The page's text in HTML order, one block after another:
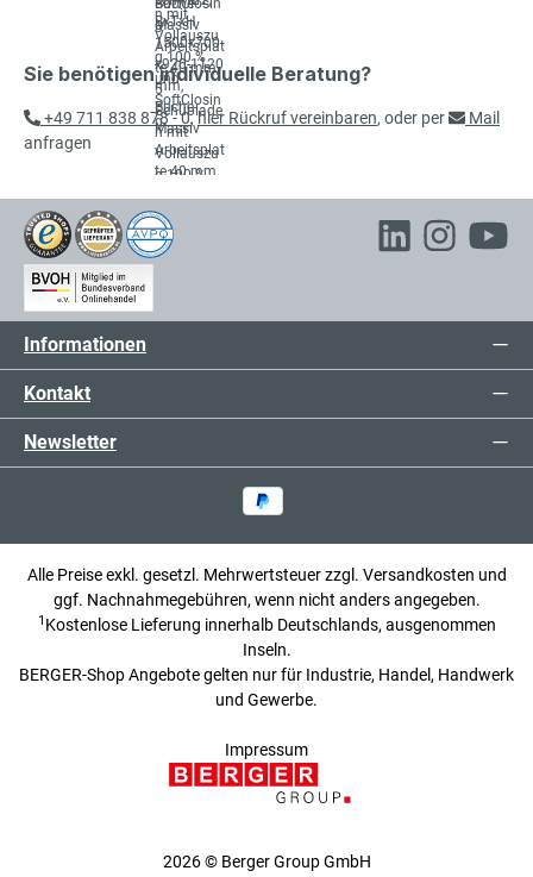
Sie benötigen individuelle Beratung?
+49 711 838 878 - 0,hier Rückruf vereinbaren, oder per
Mail
anfragen
Informationen
Kontakt
Newsletter
Alle Preise exkl. gesetzl. Mehrwertsteuer zzgl. Versandkosten und
ggf. Nachnahmegebühren, wenn nicht anders angegeben.
1 Kostenlose Lieferung innerhalb Deutschlands, ausgenommen
Inseln.
BERGER-Shop Angebote gelten nur für Industrie, Handel, Handwerk
und Gewerbe.
Impressum
2026 © Berger Group GmbH